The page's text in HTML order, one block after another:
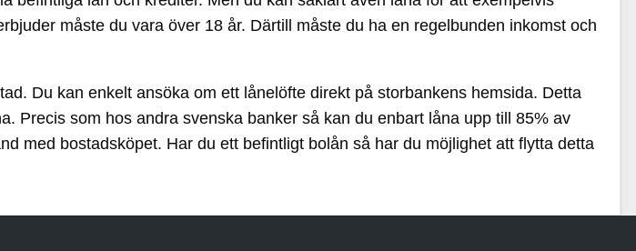
måste du vara över 18 år. Därtill måste du ha en regelbunden inkomst och
Du kan enkelt ansöka om ett lånelöfte direkt på storbankens hemsida. Detta
Precis som hos andra svenska banker så kan du enbart låna upp till 85% av
med bostadsköpet. Har du ett befintligt bolån så har du möjlighet att flytta detta